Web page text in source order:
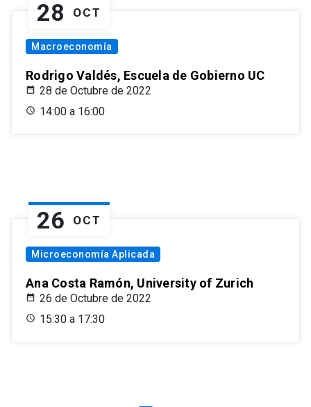
28 OCT
Macroeconomía
Rodrigo Valdés, Escuela de Gobierno UC
28 de Octubre de 2022
14:00 a 16:00
26 OCT
Microeconomía Aplicada
Ana Costa Ramón, University of Zurich
26 de Octubre de 2022
15:30 a 17:30